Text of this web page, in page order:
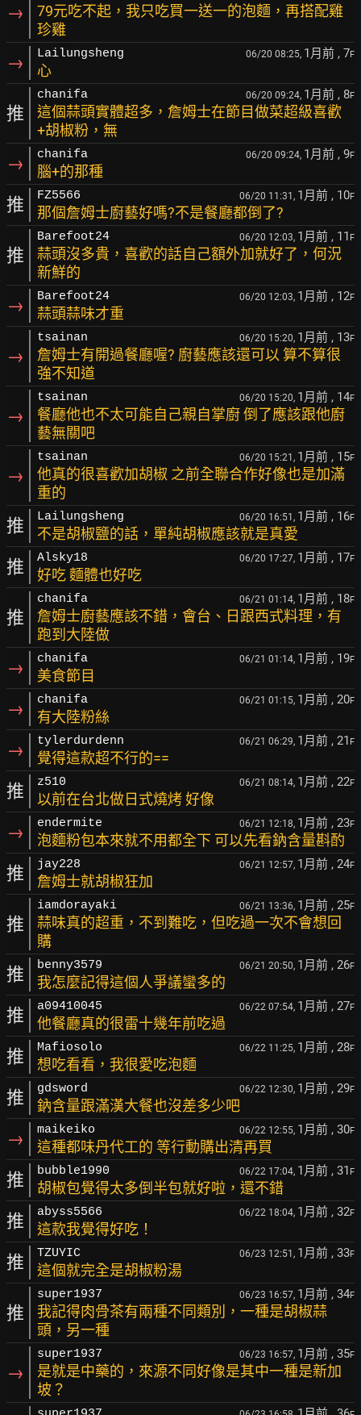
→
79元吃不起，我只吃買一送一的泡麵，再搭配雞
珍雞
→ Lailungsheng 06/20 08:25, 1月前 , 7F
心
推
chanifa 06/20 09:24, 1月前 , 8F
這個蒜頭實體超多，詹姆士在節目做菜超級喜歡
+胡椒粉，無
→ chanifa 06/20 09:24, 1月前 , 9F
腦+的那種
推 FZ5566 06/20 11:31, 1月前 , 10F
那個詹姆士廚藝好嗎?不是餐廳都倒了?
推
Barefoot24 06/20 12:03, 1月前 , 11 F
蒜頭沒多貴，喜歡的話自己額外加就好了，何況
新鮮的
→ Barefoot24 06/20 12:03, 1月前 , 12F
蒜頭蒜味才重
→
tsainan 06/20 15:20, 1月前 , 13F
詹姆士有開過餐廳喔? 廚藝應該還可以 算不算很
強不知道
→
tsainan 06/20 15:20, 1月前 , 14F
餐廳他也不太可能自己親自掌廚 倒了應該跟他廚
藝無關吧
→
tsainan 06/20 15:21, 1月前 , 15F
他真的很喜歡加胡椒 之前全聯合作好像也是加滿
重的
推 Lailungsheng 06/20 16:51, 1月前 , 16F
不是胡椒鹽的話，單純胡椒應該就是真愛
推 Alsky18 06/20 17:27, 1月前 , 17F
好吃 麵體也好吃
推
chanifa 06/21 01:14, 1月前 , 18F
詹姆士廚藝應該不錯，會台、日跟西式料理，有
跑到大陸做
→ chanifa 06/21 01:14, 1月前 , 19F
美食節目
→ chanifa 06/21 01:15, 1月前 , 20F
有大陸粉絲
→ tylerdurdenn 06/21 06:29, 1月前 , 21 F
覺得這款超不行的==
推 z510 06/21 08:14, 1月前 , 22F
以前在台北做日式燒烤 好像
→ endermite 06/21 12:18, 1月前 , 23F
泡麵粉包本來就不用都全下 可以先看鈉含量斟酌
推 jay228 06/21 12:57, 1月前 , 24F
詹姆士就胡椒狂加
推
iamdorayaki 06/21 13:36, 1月前 , 25F
蒜味真的超重，不到難吃，但吃過一次不會想回
購
推 benny3579 06/21 20:50, 1月前 , 26F
我怎麼記得這個人爭議蠻多的
推 a09410045 06/22 07:54, 1月前 , 27F
他餐廳真的很雷十幾年前吃過
推 Mafiosolo 06/22 11:25, 1月前 , 28F
想吃看看，我很愛吃泡麵
推 gdsword 06/22 12:30, 1月前 , 29F
鈉含量跟滿漢大餐也沒差多少吧
→ maikeiko 06/22 12:55, 1月前 , 30F
這種都味丹代工的 等行動購出清再買
推 bubble1990 06/22 17:04, 1月前 , 31 F
胡椒包覺得太多倒半包就好啦，還不錯
推 abyss5566 06/22 18:04, 1月前 , 32F
這款我覺得好吃！
推 TZUYIC 06/23 12:51, 1月前 , 33F
這個就完全是胡椒粉湯
推
super1937 06/23 16:57, 1月前 , 34F
我記得肉骨茶有兩種不同類別，一種是胡椒蒜
頭，另一種
→
super1937 06/23 16:57, 1月前 , 35F
是就是中藥的，來源不同好像是其中一種是新加
坡？